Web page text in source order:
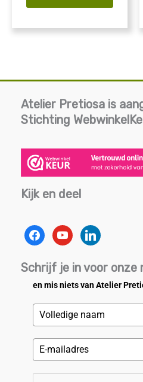
Atelier Pretiosa is
Stichting
Kijk en deel
facebookyoutubelinkedin
Schrijf je in voor onze
en mis niets van Atelier